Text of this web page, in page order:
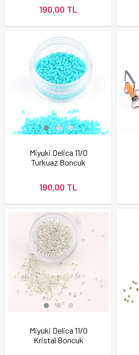
190,00 TL
Miyuki Delica 11/0
Turkuaz Boncuk
190,00 TL
Miyuki Delica 11/0
Kristal Boncuk